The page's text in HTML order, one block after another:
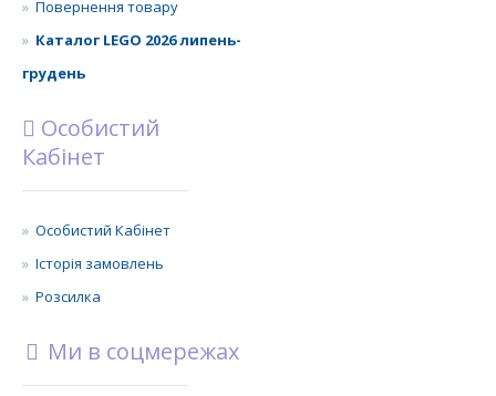
Повернення товару
Каталог LEGO 2026 липень-
грудень
Особистий
Кабінет
Особистий Кабінет
Історія замовлень
Розсилка
Ми в соцмережах